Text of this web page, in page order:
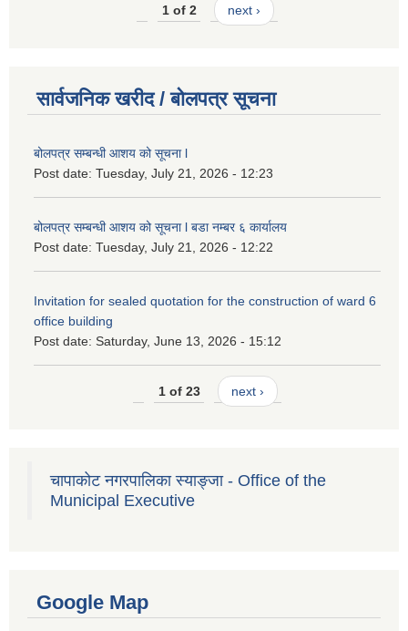
1 of 2 next ›
सार्वजनिक खरीद / बोलपत्र सूचना
बोलपत्र सम्बन्धी आशय को सूचना l
Post date: Tuesday, July 21, 2026 - 12:23
बोलपत्र सम्बन्धी आशय को सूचना l बडा नम्बर ६ कार्यालय
Post date: Tuesday, July 21, 2026 - 12:22
Invitation for sealed quotation for the construction of ward 6
office building
Post date: Saturday, June 13, 2026 - 15:12
1 of 23 next ›
चापाकोट नगरपालिका स्याङ्जा - Office of the
Municipal Executive
Google Map